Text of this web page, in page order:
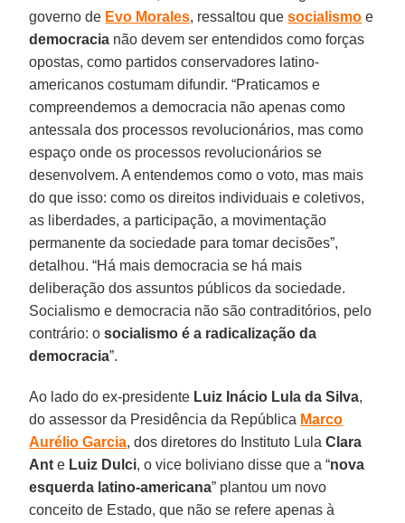
governo de Evo Morales, ressaltou quesocialismo e
democracia não devem ser entendidos como forças
opostas, como partidos conservadores latino-
americanos costumam difundir. “Praticamos e
compreendemos a democracia não apenas como
antessala dos processos revolucionários, mas como
espaço onde os processos revolucionários se
desenvolvem. A entendemos como o voto, mas mais
do que isso: como os direitos individuais e coletivos,
as liberdades, a participação, a movimentação
permanente da sociedade para tomar decisões”,
detalhou. “Há mais democracia se há mais
deliberação dos assuntos públicos da sociedade.
Socialismo e democracia não são contraditórios, pelo
contrário: osocialismo é a radicalização da
democracia”.
Ao lado do ex-presidente Luiz Inácio Lula da Silva,
do assessor da Presidência da República Marco
Aurélio Garcia, dos diretores do Instituto LulaClara
Ant e Luiz Dulci, o vice boliviano disse que a “nova
esquerda latino-americana” plantou um novo
conceito de Estado, que não se refere apenas à